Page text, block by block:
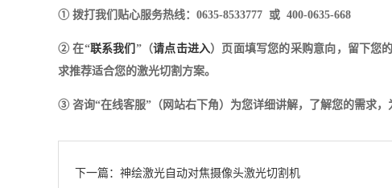
① 拨打我们贴心服务热线：0635-8533777 或 400-0635-668
② 在“联系我们 ”（请点击进入）页面填写您的采购意向，留下您
求推荐适合您的激光切割方案。
③ 咨询“在线客服”（网站右下角）为您详细讲解，了解您的需求，
下一篇：神绘激光自动对焦摄像头激光切割机